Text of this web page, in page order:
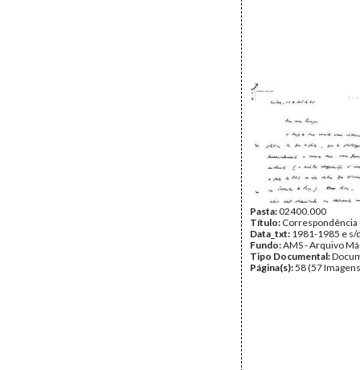
Pasta:02400.000
Título: Correspondência
Data_txt: 1981-1985 e s/
Fundo:AMS - Arquivo
Tipo Documental:
Página(s):58 (57